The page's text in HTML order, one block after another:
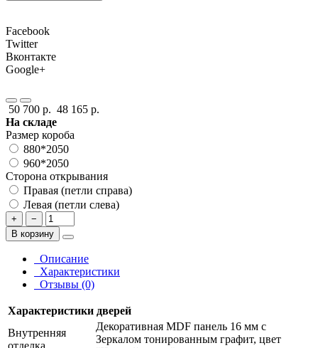
Facebook
Twitter
Вконтакте
Google+
50 700 р. 48 165 р.
На складе
Размер короба
880*2050
960*2050
Сторона открывания
Правая (петли справа)
Левая (петли слева)
+
−
В корзину
Описание
Характеристики
Отзывы (0)
Характеристики дверей
Внутренняя
Декоративная MDF панель 16 мм с
Зеркалом тонированным графит, цвет